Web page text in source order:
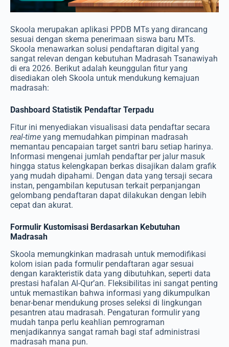
Skoola merupakan aplikasi PPDB MTs yang dirancang
sesuai dengan skema penerimaan siswa baru MTs.
Skoola menawarkan solusi pendaftaran digital yang
sangat relevan dengan kebutuhan Madrasah Tsanawiyah
di era 2026. Berikut adalah keunggulan fitur yang
disediakan oleh Skoola untuk mendukung kemajuan
madrasah:
Dashboard Statistik Pendaftar Terpadu
Fitur ini menyediakan visualisasi data pendaftar secara
real-time yang memudahkan pimpinan madrasah
memantau pencapaian target santri baru setiap harinya.
Informasi mengenai jumlah pendaftar per jalur masuk
hingga status kelengkapan berkas disajikan dalam grafik
yang mudah dipahami. Dengan data yang tersaji secara
instan, pengambilan keputusan terkait perpanjangan
gelombang pendaftaran dapat dilakukan dengan lebih
cepat dan akurat.
Formulir Kustomisasi Berdasarkan Kebutuhan
Madrasah
Skoola memungkinkan madrasah untuk memodifikasi
kolom isian pada formulir pendaftaran agar sesuai
dengan karakteristik data yang dibutuhkan, seperti data
prestasi hafalan Al-Qur’an. Fleksibilitas ini sangat penting
untuk memastikan bahwa informasi yang dikumpulkan
benar-benar mendukung proses seleksi di lingkungan
pesantren atau madrasah. Pengaturan formulir yang
mudah tanpa perlu keahlian pemrograman
menjadikannya sangat ramah bagi staf administrasi
madrasah mana pun.